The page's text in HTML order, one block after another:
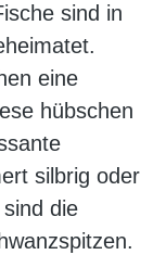
sind in
eine
hübschen
silbrig oder
die